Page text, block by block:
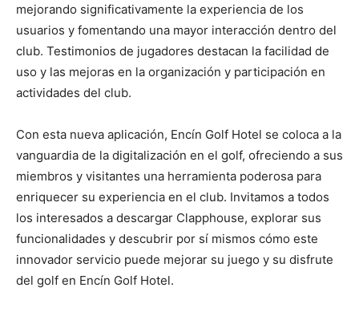
mejorando significativamente la experiencia de los
usuarios y fomentando una mayor interacción dentro del
club. Testimonios de jugadores destacan la facilidad de
uso y las mejoras en la organización y participación en
actividades del club.
Con esta nueva aplicación, Encín Golf Hotel se coloca a la
vanguardia de la digitalización en el golf, ofreciendo a sus
miembros y visitantes una herramienta poderosa para
enriquecer su experiencia en el club. Invitamos a todos
los interesados a descargar Clapphouse, explorar sus
funcionalidades y descubrir por sí mismos cómo este
innovador servicio puede mejorar su juego y su disfrute
del golf en Encín Golf Hotel.